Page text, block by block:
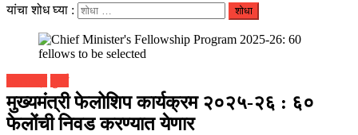
यांचा शोध घ्या :
मुख्यमंत्री फेलोशिप कार्यक्रम २०२५-२६ : ६०
फेलोंची निवड करण्यात येणार